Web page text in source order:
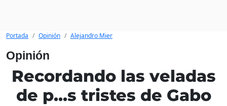
Portada Opinión Alejandro Mier
Opinión
Recordando las veladas
de p...s tristes de Gabo